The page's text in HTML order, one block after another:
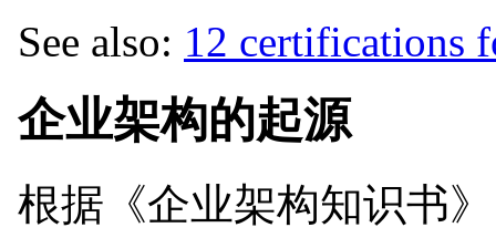
See also: 12 certifications
企业架构的起源
根据《企业架构知识书